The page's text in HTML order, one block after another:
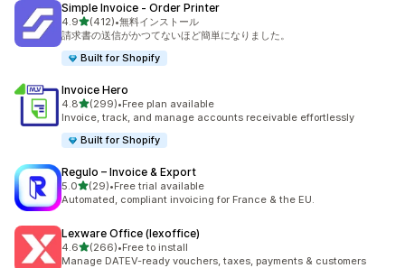
Simple Invoice ‑ Order Printer
4.95つ星中
(412)
合計レビュー数：412件
•無料インストール
請求書の送信がかつてないほど簡単になりました。
Built for Shopify
Invoice Hero
4.85つ星中
(299)
合計レビュー数：299件
•Free plan available
Invoice, track, and manage accounts receivable effortlessly
Built for Shopify
Regulo – Invoice & Export
5.05つ星中
(29)
合計レビュー数：29件
•Free trial available
Automated, compliant invoicing for France & the EU.
Lexware Office (lexoffice)
4.65つ星中
(266)
合計レビュー数：266件
•Free to install
Manage DATEV-ready vouchers, taxes, payments & customers